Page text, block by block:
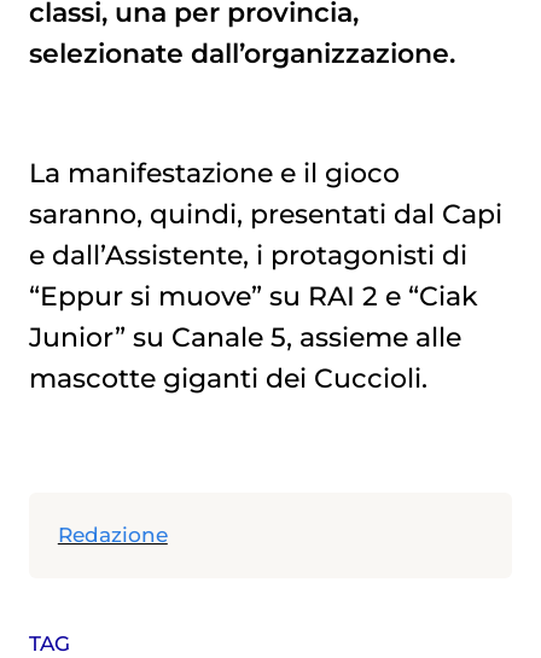
TAG
classi, una per provincia,
selezionate dall’organizzazione.
La manifestazione e il gioco
saranno, quindi, presentati dal Capi
e dall’Assistente, i protagonisti di
“Eppur si muove” su RAI 2 e “Ciak
Junior” su Canale 5, assieme alle
mascotte giganti dei Cuccioli.
Redazione